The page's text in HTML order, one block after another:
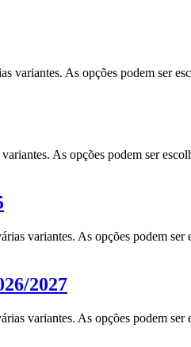
variantes. As opções podem ser
As opções podem ser
variantes. As opções podem
2027
variantes. As opções podem